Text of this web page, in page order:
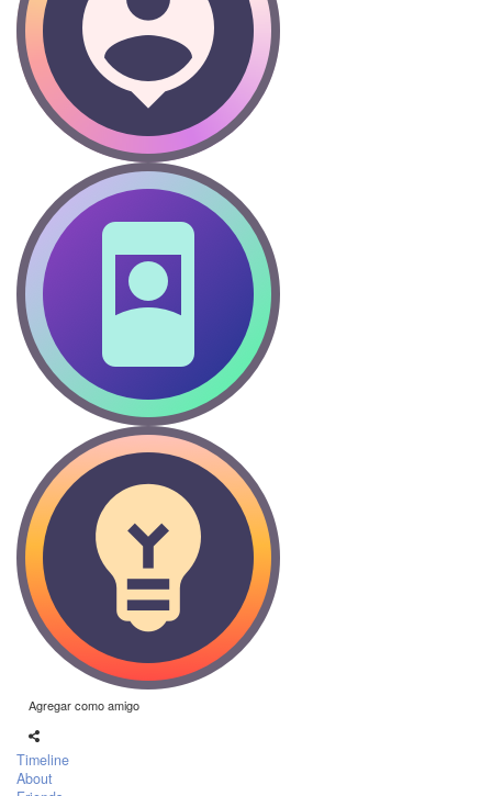
Agregar como amigo
Timeline
About